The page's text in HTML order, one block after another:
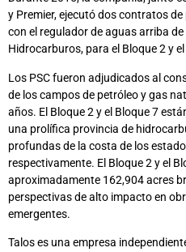
y Premier, ejecutó dos contratos
con el regulador de aguas arriba
Hidrocarburos, para el Bloque 2 y
Los PSC fueron adjudicados al
de los campos de petróleo y gas
años. El Bloque 2 y el Bloque 7
una prolífica provincia de
profundas de la costa de los
respectivamente. El Bloque 2 y el
aproximadamente 162,904 acres
perspectivas de alto impacto en
emergentes.
Talos es una empresa